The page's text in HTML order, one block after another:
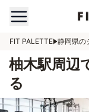
FIT PALETTE 静岡県の
柚木駅周辺
る